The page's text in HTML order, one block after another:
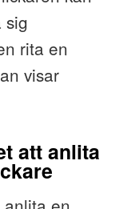
sig
rita en
visar
att anlita